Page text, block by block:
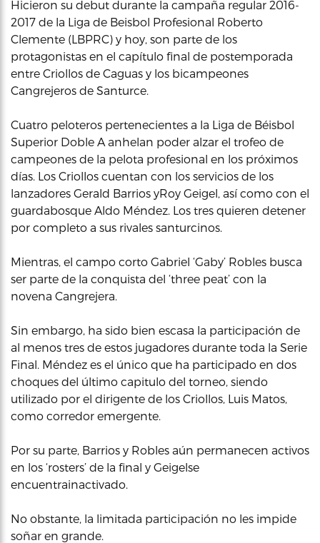
Hicieron su debut durante la campaña regular 2016-
2017 de la Liga de Beisbol Profesional Roberto
Clemente (LBPRC) y hoy, son parte de los
protagonistas en el capítulo final de postemporada
entre Criollos de Caguas y los bicampeones
Cangrejeros de Santurce.
Cuatro peloteros pertenecientes a la Liga de Béisbol
Superior Doble A anhelan poder alzar el trofeo de
campeones de la pelota profesional en los próximos
días. Los Criollos cuentan con los servicios de los
lanzadores Gerald Barrios yRoy Geigel, así como con el
guardabosque Aldo Méndez. Los tres quieren detener
por completo a sus rivales santurcinos.
Mientras, el campo corto Gabriel ‘Gaby’ Robles busca
ser parte de la conquista del ‘three peat’ con la
novena Cangrejera.
Sin embargo, ha sido bien escasa la participación de
al menos tres de estos jugadores durante toda la Serie
Final. Méndez es el único que ha participado en dos
choques del último capitulo del torneo, siendo
utilizado por el dirigente de los Criollos, Luis Matos,
como corredor emergente.
Por su parte, Barrios y Robles aún permanecen activos
en los ‘rosters’ de la final y Geigelse
encuentrainactivado.
No obstante, la limitada participación no les impide
soñar en grande.